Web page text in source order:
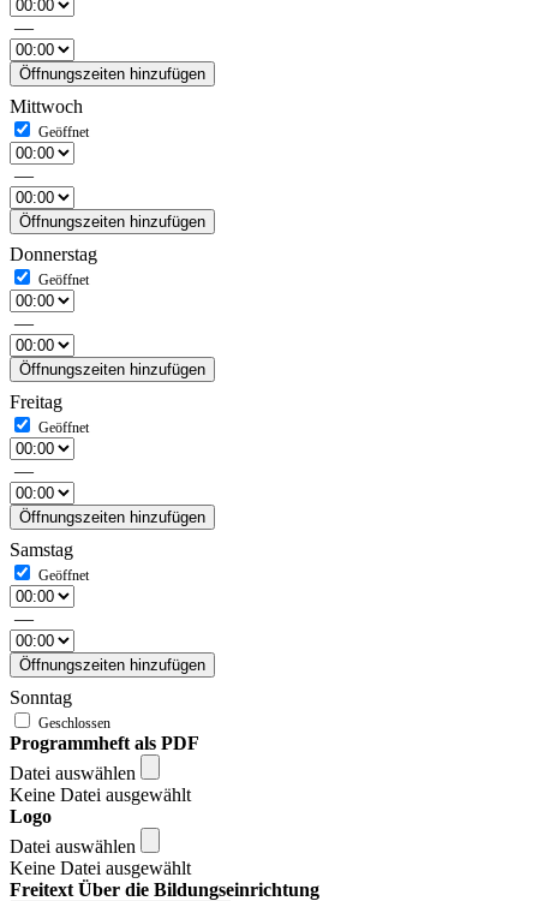
—
Öffnungszeiten hinzufügen
Mittwoch
—
Öffnungszeiten hinzufügen
Donnerstag
—
Öffnungszeiten hinzufügen
Freitag
—
Öffnungszeiten hinzufügen
Samstag
—
Öffnungszeiten hinzufügen
Sonntag
Programmheft als PDF
Datei auswählen
Keine Datei ausgewählt
Logo
Datei auswählen
Keine Datei ausgewählt
Freitext Über die Bildungseinrichtung